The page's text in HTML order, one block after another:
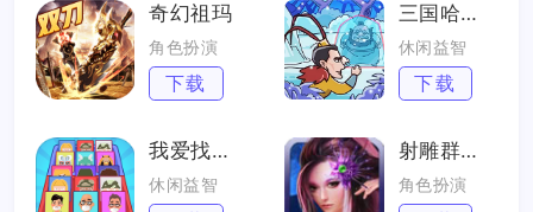
奇幻祖玛
角色扮演
下载
三国哈哈哈
休闲益智
下载
我爱找找茬
休闲益智
射雕群侠传
角色扮演